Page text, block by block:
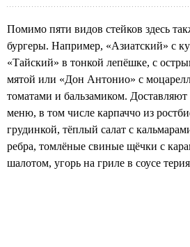
Помимо пяти видов стейков здесь
бургеры. Например, «Азиатский» с
«Тайский» в тонкой лепёшке, с
мятой или «Дон Антонио» с
томатами и бальзамиком.
меню, в том числе карпаччо из
грудинкой, тёплый салат с
ребра, томлёные свиные щёчки с
шалотом, угорь на гриле в соусе